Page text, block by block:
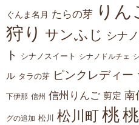
ぐんま名月 たらの芽 りん
狩り サンふじ シナ
ト
シナノスイート シナノドルチェ
ル タラの芽 ピンクレディー
下伊那 信州 信州りんご 剪定 南
グの追加 松川 松川町 桃